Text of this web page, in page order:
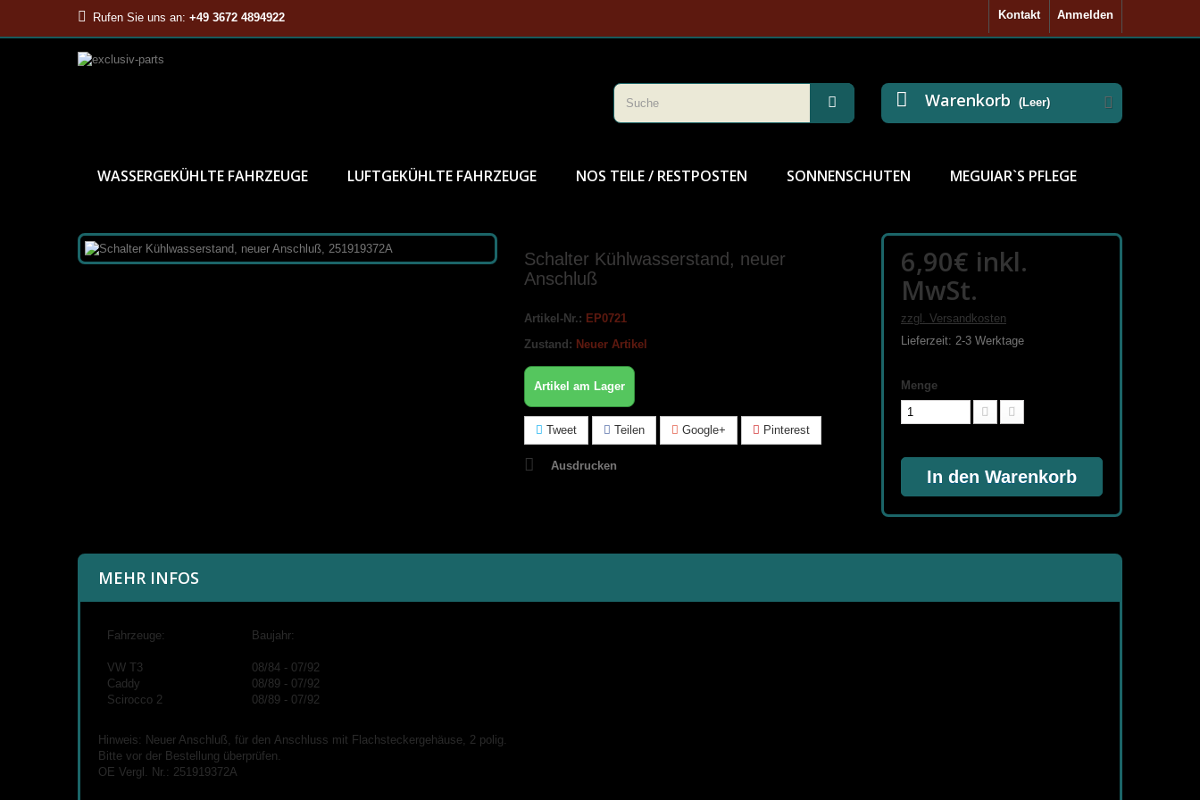
Anmelden
Kontakt
Rufen Sie uns an: +49 3672 4894922
Warenkorb (Leer)
WASSERGEKÜHLTE FAHRZEUGE LUFTGEKÜHLTE FAHRZEUGE NOS TEILE / RESTPOSTEN SONNENSCHUTEN MEGUIAR`S PFLEGE
Schalter Kühlwasserstand, neuer
Anschluß
Artikel-Nr.: EP0721
Zustand: Neuer Artikel
Artikel am Lager
Tweet Teilen Google+ Pinterest
Ausdrucken
6,90€ inkl.
MwSt.
zzgl. Versandkosten
Lieferzeit: 2-3 Werktage
Menge
In den Warenkorb
MEHR INFOS
Fahrzeuge: Baujahr:
VW T3
Caddy
Scirocco 2
08/84 - 07/92
08/89 - 07/92
08/89 - 07/92
Hinweis: Neuer Anschluß, für den Anschluss mit Flachsteckergehäuse, 2 polig.
Bitte vor der Bestellung überprüfen.
OE Vergl. Nr.: 251919372A